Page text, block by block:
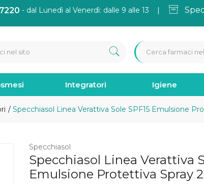
- dal Lunedì al Venerdì: dalle 9 alle 13 |
Integratori Igiene
Specchiasol Linea Verattiva Sole SPF15 Emulsione
Specchiasol
Specchiasol Linea Verattiva
Emulsione Protettiva Spray